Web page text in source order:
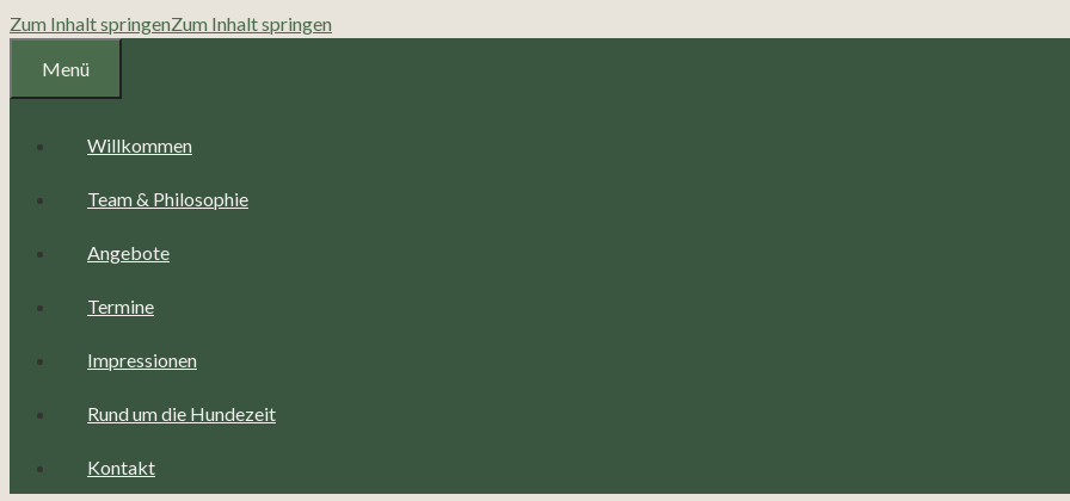
Zum Inhalt springenZum Inhalt springen
Menü
Willkommen
Team & Philosophie
Angebote
Termine
Impressionen
Rund um die Hundezeit
Kontakt